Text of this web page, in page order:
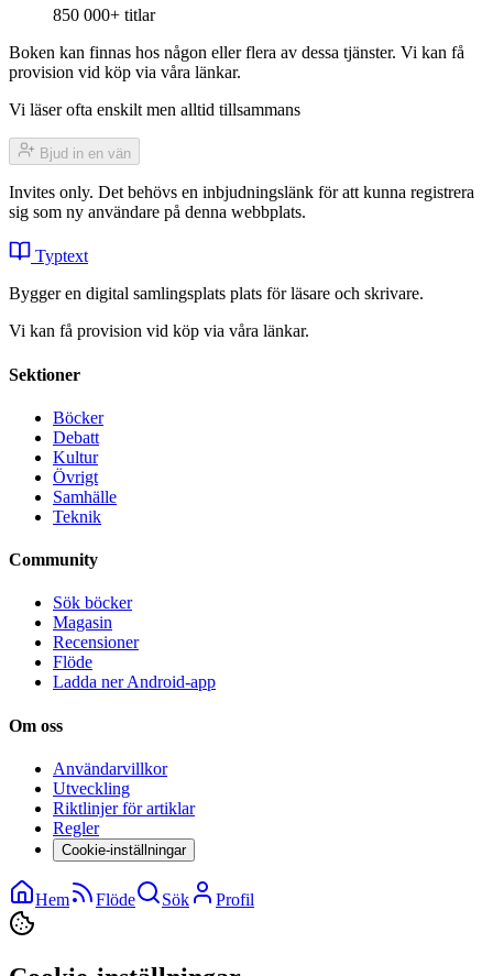
850 000+ titlar
Boken kan finnas hos någon eller flera av dessa tjänster. Vi kan få
provision vid köp via våra länkar.
Vi läser ofta enskilt men alltid tillsammans
Bjud in en vän
Invites only. Det behövs en inbjudningslänk för att kunna registrera
sig som ny användare på denna webbplats.
Typtext
Bygger en digital samlingsplats plats för läsare och skrivare.
Vi kan få provision vid köp via våra länkar.
Sektioner
Böcker
Debatt
Kultur
Övrigt
Samhälle
Teknik
Community
Sök böcker
Magasin
Recensioner
Flöde
Ladda ner Android-app
Om oss
Användarvillkor
Utveckling
Riktlinjer för artiklar
Regler
Cookie-inställningar
Hem Flöde Sök Profil